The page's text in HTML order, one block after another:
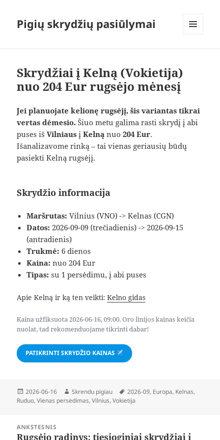
Pigių skrydžių pasiūlymai
Skrydžiai į Kelną (Vokietija)
nuo 204 Eur rugsėjo mėnesį
Jei planuojate kelionę rugsėjį, šis variantas tikrai
vertas dėmesio. Šiuo metu galima rasti skrydį į abi
puses išVilniaus įKelną nuo204 Eur.
Išanalizavome rinką – tai vienas geriausių būdų
pasiekti Kelną rugsėjį.
Skrydžio informacija
Maršrutas: Vilnius (VNO) -> Kelnas (CGN)
Datos: 2026-09-09 (trečiadienis) -> 2026-09-15
(antradienis)
Trukmė: 6 dienos
Kaina: nuo 204 Eur
Tipas: su 1 persėdimu, į abi puses
Apie Kelną ir ką ten veikti:Kelno gidas
Kaina užfiksuota 2026-06-16, 09:00. Oro linijos kainas keičia
nuolat, tad rekomenduojame tikrinti dabar!
PATIKRINTI SKRYDŽIO KAINAS
Paskelbta
2026-06-16 Autorius
Skrendu pigiau Žymos
2026-09, Europa, Kelnas,
Ruduo,Vienas persėdimas,Vilnius,Vokietija
ANKSTESNIS
Ankstesnis
Rugsėjo radinys: tiesioginiai skrydžiai į